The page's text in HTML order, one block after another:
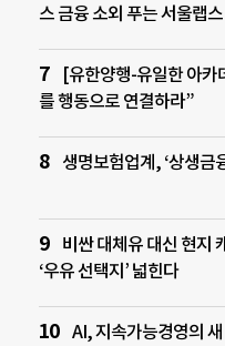
스 금융 소외 푸는 서울랩스
[유한양행-유일한 아카
를 행동으로 연결하라”
생명보험업계, ‘상생금
비싼 대체유 대신 현지
‘우유 선택지’ 넓힌다
AI, 지속가능경영의